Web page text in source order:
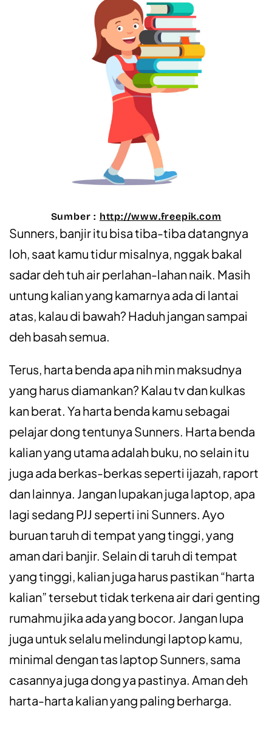
Sumber : http://www.freepik.com
Sunners, banjir itu bisa tiba-tiba datangnya
loh, saat kamu tidur misalnya, nggak bakal
sadar deh tuh air perlahan-lahan naik. Masih
untung kalian yang kamarnya ada di lantai
atas, kalau di bawah? Haduh jangan sampai
deh basah semua.
Terus, harta benda apa nih min maksudnya
yang harus diamankan? Kalau tv dan kulkas
kan berat. Ya harta benda kamu sebagai
pelajar dong tentunya Sunners. Harta benda
kalian yang utama adalah buku, no selain itu
juga ada berkas-berkas seperti ijazah, raport
dan lainnya. Jangan lupakan juga laptop, apa
lagi sedang PJJ seperti ini Sunners. Ayo
buruan taruh di tempat yang tinggi, yang
aman dari banjir. Selain di taruh di tempat
yang tinggi, kalian juga harus pastikan “harta
kalian” tersebut tidak terkena air dari genting
rumahmu jika ada yang bocor. Jangan lupa
juga untuk selalu melindungi laptop kamu,
minimal dengan tas laptop Sunners, sama
casannya juga dong ya pastinya. Aman deh
harta-harta kalian yang paling berharga.